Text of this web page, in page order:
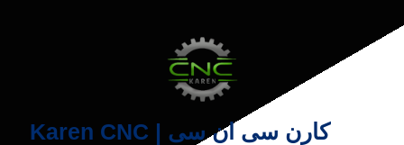
به
کارن سی ان سی | Karen CNC